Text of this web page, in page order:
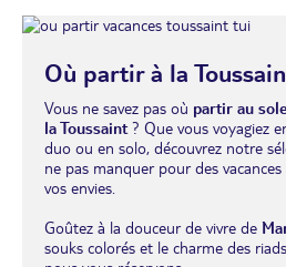
Où partir à la
Vous ne savez pas où partir au
la Toussaint? Que vous voyagiez
duo ou en solo, découvrez notre
ne pas manquer pour des
vos envies.
Goûtez à la douceur de vivre de
souks colorés et le charme des